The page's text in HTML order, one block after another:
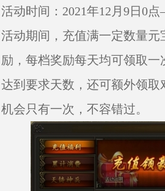
活动时间：2021年12月9日0
活动期间，充值满一定数量
励，每档奖励每天均可领取
达到要求天数，还可额外领
机会只有一次，不容错过。